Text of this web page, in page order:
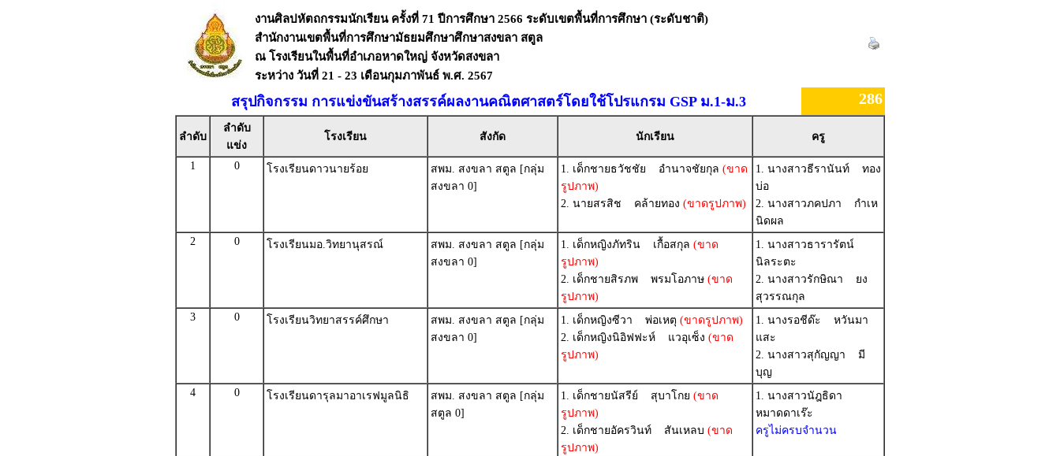
งานศิลปหัตถกรรมนักเรียน ครั้งที่ 71 ปีการศึกษา 2566 ระดับเขตพื้นที่การศึกษา (ระดับชาติ)
สำนักงานเขตพื้นที่การศึกษามัธยมศึกษาศึกษาสงขลา สตูล
ณ โรงเรียนในพื้นที่อำเภอหาดใหญ่ จังหวัดสงขลา
ระหว่าง วันที่ 21 - 23 เดือนกุมภาพันธ์ พ.ศ. 2567
สรุปกิจกรรม การแข่งขันสร้างสรรค์ผลงานคณิตศาสตร์โดยใช้โปรแกรม GSP ม.1-ม.3 286
ลำดับ
ลำดับ
แข่ง
โรงเรียน สังกัด นักเรียน ครู
1 0 โรงเรียนดาวนายร้อย
สพม. สงขลา สตูล [กลุ่ม
สงขลา 0]
1. เด็กชายธวัชชัย อำนาจชัยกุล (ขาด
รูปภาพ)
2. นายสรสิช คล้ายทอง (ขาดรูปภาพ)
1. นางสาวธีรานันท์ ทอง
บ่อ
2. นางสาวภคปภา กำเห
นิดผล
2
0 โรงเรียนมอ.วิทยานุสรณ์
สพม. สงขลา สตูล [กลุ่ม
สงขลา 0]
1. เด็กหญิงภัทริน เกื้อสกุล (ขาด
รูปภาพ)
2. เด็กชายสิรภพ พรมโอภาษ (ขาด
รูปภาพ)
1. นางสาวธารารัตน์
นิลระตะ
2. นางสาวรักษิณา ยง
สุวรรณกุล
3
0 โรงเรียนวิทยาสรรค์ศึกษา
สพม. สงขลา สตูล [กลุ่ม
สงขลา 0]
1. เด็กหญิงซีวา พ่อเหตุ (ขาดรูปภาพ)
2. เด็กหญิงนิอิฟฟะห์ แวอุเซ็ง (ขาด
รูปภาพ)
1. นางรอชีด๊ะ หวันมา
แสะ
2. นางสาวสุกัญญา มี
บุญ
4
0 โรงเรียนดารุลมาอาเรฟมูลนิธิ
สพม. สงขลา สตูล [กลุ่ม
สตูล 0]
1. เด็กชายนัสรีย์ สุบาโกย (ขาด
รูปภาพ)
2. เด็กชายอัครวินท์ สันเหลบ (ขาด
รูปภาพ)
1. นางสาวนัฎธิดา
หมาดดาเร๊ะ
ครูไม่ครบจำนวน